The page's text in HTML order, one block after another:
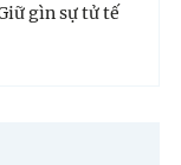
gìn sự tử tế